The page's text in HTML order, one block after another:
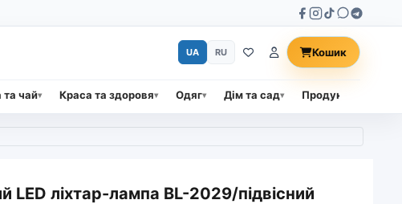
та чай Краса та здоровя Одяг Дім та сад Продукти
UA RU Кошик
LED ліхтар-лампа BL-2029/підвісний